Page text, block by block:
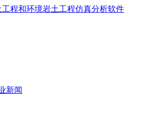
新闻